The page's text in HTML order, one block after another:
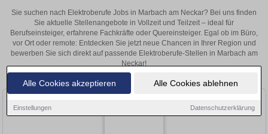
Alle Cookies akzeptieren Alle Cookies ablehnen
Einstellungen Datenschutzerklärung
Sie suchen nach Elektroberufe Jobs in Marbach am Neckar? Bei uns finden
Sie aktuelle Stellenangebote in Vollzeit und Teilzeit – ideal für
Berufseinsteiger, erfahrene Fachkräfte oder Quereinsteiger. Egal ob im Büro,
vor Ort oder remote: Entdecken Sie jetzt neue Chancen in Ihrer Region und
bewerben Sie sich direkt auf passende Elektroberufe-Stellen in Marbach am
Neckar!